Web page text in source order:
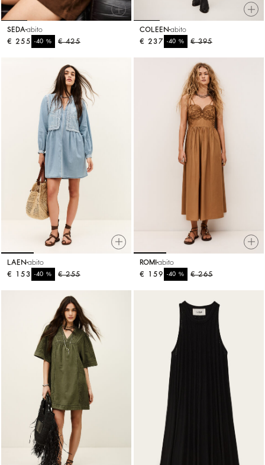
SEDAabito
€ 425
-40%
€ 255
COLEEN abito
€ 395
-40%
€ 237
LAEN abito
€ 255
-40%
€ 153
ROMI abito
€ 265
-40%
€ 159